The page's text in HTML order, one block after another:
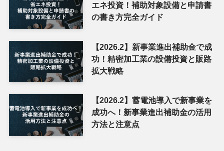
エネ投資！補助対象設備と申請書
の書き方完全ガイド
【2026.2】新事業進出補助金で成
功！精密加工業の設備投資と販路
拡大戦略
【2026.2】蓄電池導入で新事業を
成功へ！新事業進出補助金の活用
方法と注意点